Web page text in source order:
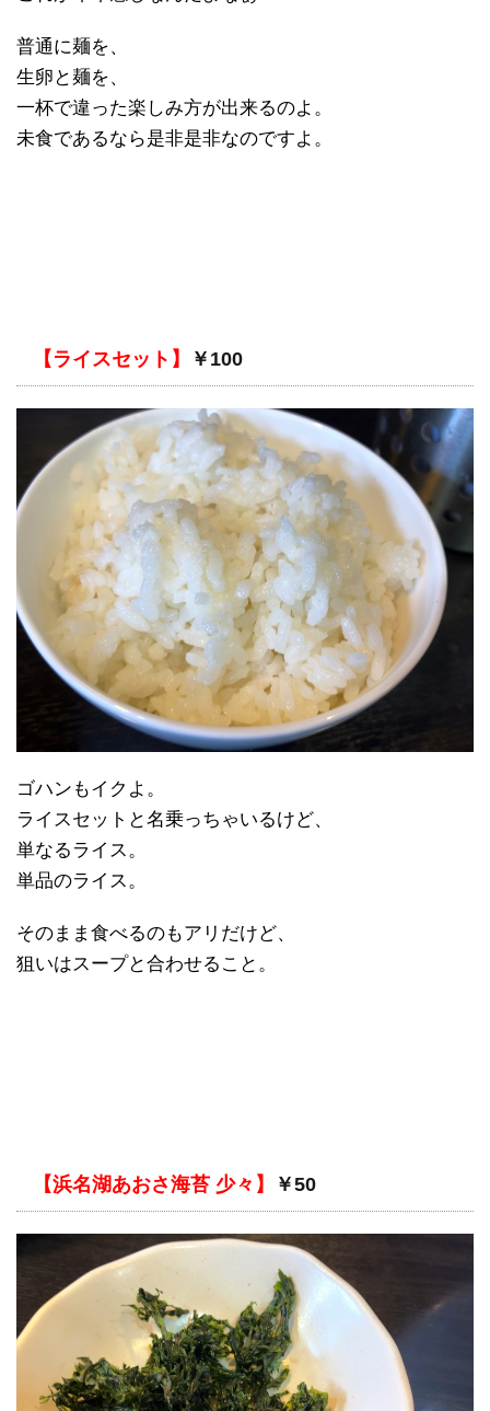
普通に麺を、
生卵と麺を、
一杯で違った楽しみ方が出来るのよ。
未食であるなら是非是非なのですよ。
【ライスセット】 ￥100
ゴハンもイクよ。
ライスセットと名乗っちゃいるけど、
単なるライス。
単品のライス。
そのまま食べるのもアリだけど、
狙いはスープと合わせること。
【浜名湖あおさ海苔 少々】 ￥50